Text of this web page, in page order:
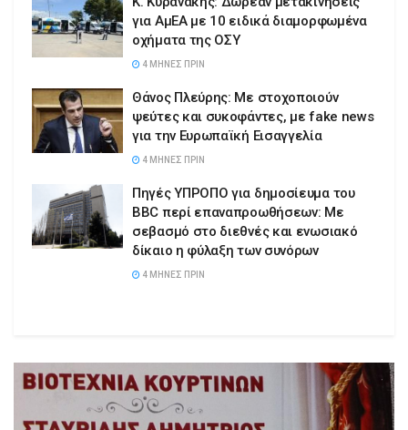
για ΑμΕΑ με 10 ειδικά διαμορφωμένα
οχήματα της ΟΣΥ
4 ΜΉΝΕΣ ΠΡΙΝ
Θάνος Πλεύρης: Με στοχοποιούν
ψεύτες και συκοφάντες, με fake news
για την Ευρωπαϊκή Εισαγγελία
4 ΜΉΝΕΣ ΠΡΙΝ
Πηγές ΥΠΡΟΠΟ για δημοσίευμα του
BBC περί επαναπροωθήσεων: Με
σεβασμό στο διεθνές και ενωσιακό
δίκαιο η φύλαξη των συνόρων
4 ΜΉΝΕΣ ΠΡΙΝ